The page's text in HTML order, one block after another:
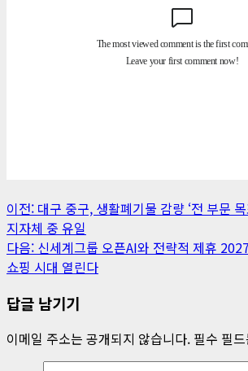
게
시
물
내
게
이전: 대구 중구, 생활폐기물 감량 ‘전 부문
지자체 중 유일
다음: 신세계그룹 오픈AI와 전략적 제휴
쇼핑 시대 열린다
답글 남기기
이메일 주소는 공개되지 않습니다. 필수 필